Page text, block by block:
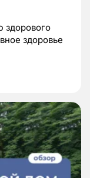
здорового
здоровье